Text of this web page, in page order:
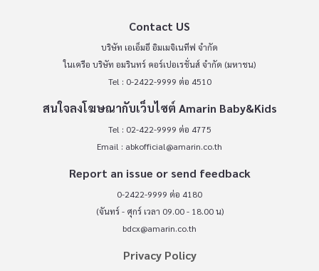
Contact US
บริษัท เอเอ็มอี อิมเมจิเนทีฟ จำกัด
ในเครือ บริษัท อมรินทร์ คอร์เปอเรชั่นส์ จำกัด (มหาชน)
Tel : 0-2422-9999 ต่อ 4510
สนใจลงโฆษณากับเว็บไซต์ Amarin Baby&Kids
Tel : 02-422-9999 ต่อ 4775
Email : abkofficial@amarin.co.th
Report an issue or send feedback
0-2422-9999 ต่อ 4180
(จันทร์ - ศุกร์ เวลา 09.00 - 18.00 น)
bdcx@amarin.co.th
Privacy Policy